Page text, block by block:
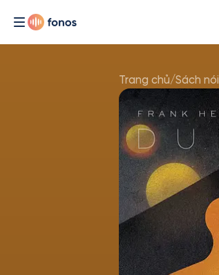
Trang chủ/Sách nói